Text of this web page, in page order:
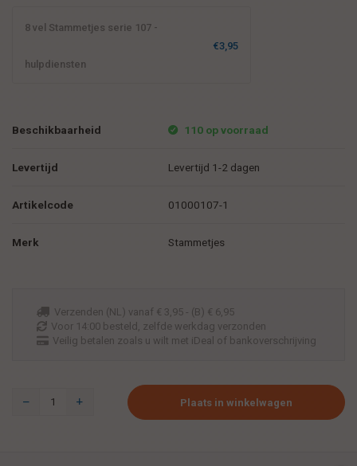
8 vel Stammetjes serie 107 -
hulpdiensten
€3,95
Beschikbaarheid 110 op voorraad
Levertijd Levertijd 1-2 dagen
Artikelcode 01000107-1
Merk Stammetjes
Verzenden (NL) vanaf € 3,95 - (B) € 6,95
Voor 14:00 besteld, zelfde werkdag verzonden
Veilig betalen zoals u wilt met iDeal of bankoverschrijving
Plaats in winkelwagen